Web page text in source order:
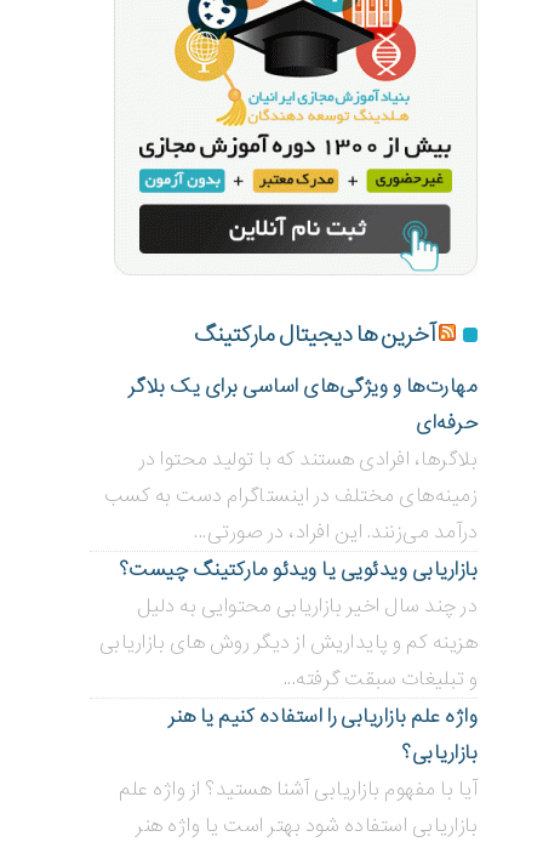
آخرین ها دیجیتال مارکتینگ
مهارت‌ها و ویژگی‌های اساسی برای یک بلاگر
حرفه‌ای
بلاگر‌ها، افرادی هستند که با تولید محتوا در
زمینه‌های مختلف در اینستاگرام دست به کسب
درآمد می‌زنند. این افراد، در صورتی...
بازاریابی ویدئویی ‌یا ویدئو مارکتینگ چیست؟
در چند سال اخیر بازاریابی محتوایی به دلیل
هزینه کم و پایداریش از دیگر روش های بازاریابی
و تبلیغات سبقت گرفته...
واژه علم بازاریابی را استفاده کنیم یا هنر
بازاریابی؟
آیا با مفهوم بازاریابی آشنا هستید؟ از واژه علم
بازاریابی استفاده شود بهتر است یا واژه هنر